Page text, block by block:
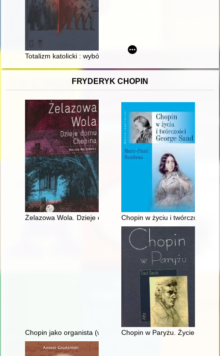
Totalizm katolicki : wybór pism
FRYDERYK CHOPIN
Żelazowa Wola. Dzieje domu ChopinaChopin w życiu i twórczości
Chopin jako organista (w 150. rocznicę śmierci)
Chopin w Paryżu. Życie i epoka